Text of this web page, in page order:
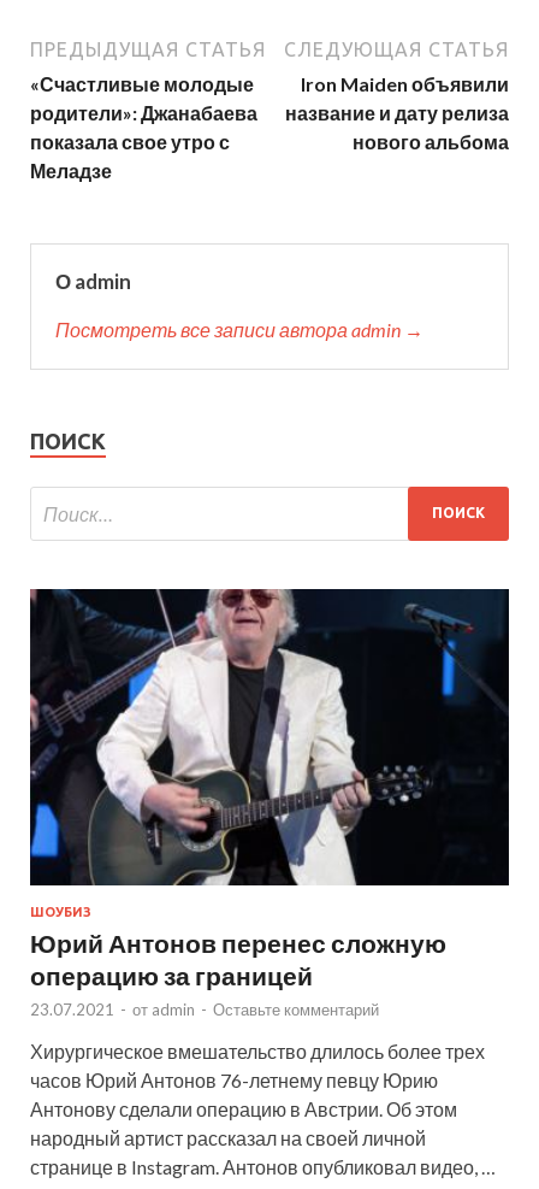
ПРЕДЫДУЩАЯ СТАТЬЯ
«Счастливые молодые
родители»: Джанабаева
показала свое утро с
Меладзе
СЛЕДУЮЩАЯ СТАТЬЯ
Iron Maiden объявили
название и дату релиза
нового альбома
О admin
Посмотреть все записи автора admin →
ПОИСК
ШОУБИЗ
Юрий Антонов перенес сложную
операцию за границей
23.07.2021 - от admin - Оставьте комментарий
Хирургическое вмешательство длилось более трех
часов Юрий Антонов 76-летнему певцу Юрию
Антонову сделали операцию в Австрии. Об этом
народный артист рассказал на своей личной
странице в Instagram. Антонов опубликовал видео, …